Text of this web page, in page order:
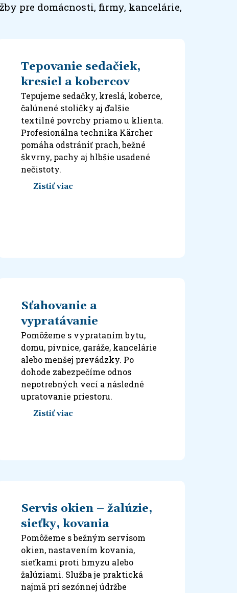
pre domácnosti, firmy, kancelárie,
Tepovanie sedačiek,
kresiel a kobercov
Tepujeme sedačky, kreslá, koberce,
čalúnené stoličky aj ďalšie
textilné povrchy priamo u klienta.
Profesionálna technika Kärcher
pomáha odstrániť prach, bežné
škvrny, pachy aj hlbšie usadené
nečistoty.
Zistiť viac
Sťahovanie a
vypratávanie
Pomôžeme s vyprataním bytu,
domu, pivnice, garáže, kancelárie
alebo menšej prevádzky. Po
dohode zabezpečíme odnos
nepotrebných vecí a následné
upratovanie priestoru.
Zistiť viac
Servis okien – žalúzie,
sieťky, kovania
Pomôžeme s bežným servisom
okien, nastavením kovania,
sieťkami proti hmyzu alebo
žalúziami. Služba je praktická
najmä pri sezónnej údržbe